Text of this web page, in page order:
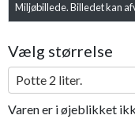
Miljøbillede. Billedet kan
Vælg størrelse
Potte 2 liter.
Varen er i øjeblikket